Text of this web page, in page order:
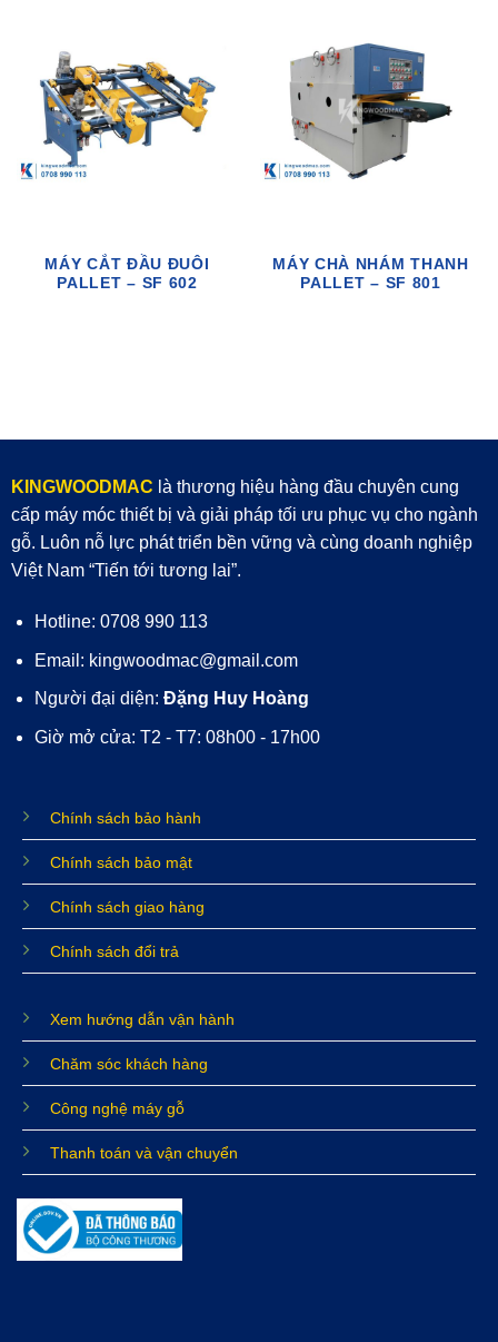
MÁY CẮT ĐẦU ĐUÔI
PALLET – SF 602
MÁY CHÀ NHÁM THANH
PALLET – SF 801
KINGWOODMAC là thương hiệu hàng đầu chuyên cung
cấp máy móc thiết bị và giải pháp tối ưu phục vụ cho ngành
gỗ. Luôn nỗ lực phát triển bền vững và cùng doanh nghiệp
Việt Nam “Tiến tới tương lai”.
Hotline: 0708 990 113
Email: kingwoodmac@gmail.com
Người đại diện: Đặng Huy Hoàng
Giờ mở cửa: T2 - T7: 08h00 - 17h00
Chính sách bảo hành
Chính sách bảo mật
Chính sách giao hàng
Chính sách đổi trả
Xem hướng dẫn vận hành
Chăm sóc khách hàng
Công nghệ máy gỗ
Thanh toán và vận chuyển